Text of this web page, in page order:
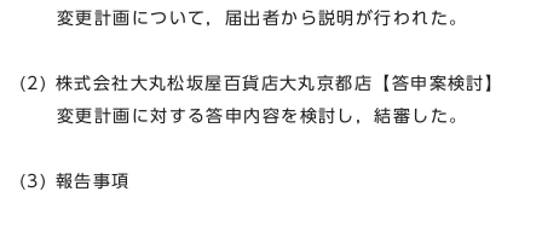
変更計画について，届出者から説明が行われた。
(2) 株式会社大丸松坂屋百貨店大丸京都店【答申案検討】
変更計画に対する答申内容を検討し，結審した。
(3) 報告事項